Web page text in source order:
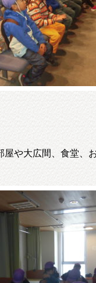
屋や大広間、食堂、